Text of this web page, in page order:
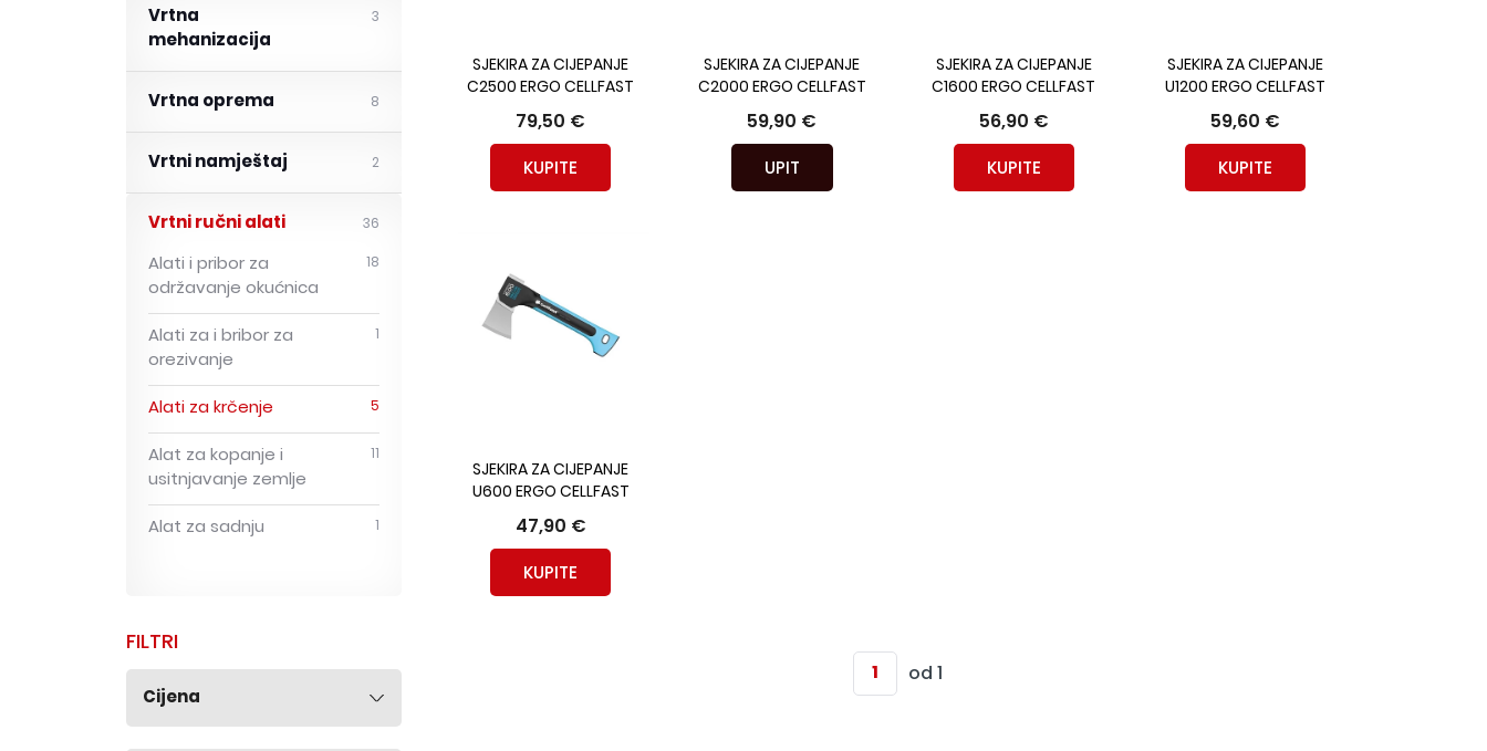
Vrtna
mehanizacija
3
Vrtna oprema 8
Vrtni namještaj 2
Vrtni ručni alati 36
Alati i pribor za
održavanje okućnica
18
Alati za i bribor za
orezivanje
1
Alati za krčenje 5
Alat za kopanje i
usitnjavanje zemlje
11
Alat za sadnju 1
FILTRI
Cijena
SJEKIRA ZA CIJEPANJE
C2500 ERGO CELLFAST
79,50 €
KUPITE
SJEKIRA ZA CIJEPANJE
C2000 ERGO CELLFAST
59,90 €
UPIT
SJEKIRA ZA CIJEPANJE
C1600 ERGO CELLFAST
56,90 €
KUPITE
SJEKIRA ZA CIJEPANJE
U1200 ERGO CELLFAST
59,60 €
KUPITE
SJEKIRA ZA CIJEPANJE
U600 ERGO CELLFAST
47,90 €
KUPITE
od 1